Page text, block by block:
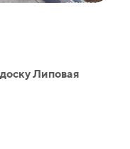
Липовая